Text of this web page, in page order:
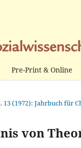
Pre-Print & Online
13 (1972): Jahrbuch für
von